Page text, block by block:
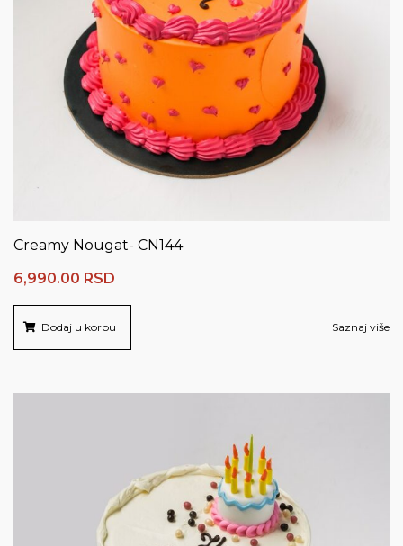
Creamy Nougat- CN144
6,990.00 RSD
Dodaj u korpu Saznaj više